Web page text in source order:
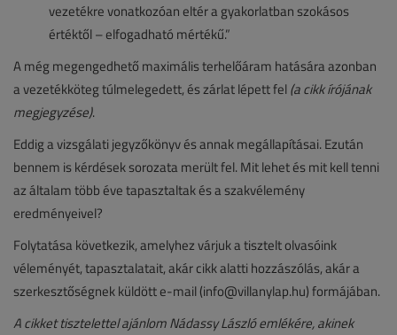
vezetékre vonatkozóan eltér a gyakorlatban szokásos
értéktől – elfogadható mértékű.”
A még megengedhető maximális terhelőáram hatására azonban
a vezetékköteg túlmelegedett, és zárlat lépett fel(a cikk írójának
megjegyzése).
Eddig a vizsgálati jegyzőkönyv és annak megállapításai. Ezután
bennem is kérdések sorozata merült fel. Mit lehet és mit kell tenni
az általam több éve tapasztaltak és a szakvélemény
eredményeivel?
Folytatása következik, amelyhez várjuk a tisztelt olvasóink
véleményét, tapasztalatait, akár cikk alatti hozzászólás, akár a
szerkesztőségnek küldött e-mail (info@villanylap.hu) formájában.
A cikket tisztelettel ajánlom Nádassy László emlékére, akinek